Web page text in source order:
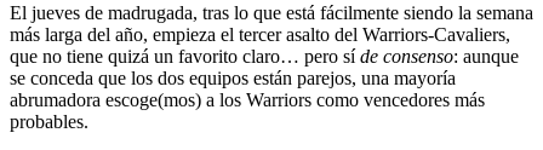
El jueves de madrugada, tras lo que está fácilmente siendo la semana
más larga del año, empieza el tercer asalto del Warriors-Cavaliers,
que no tiene quizá un favorito claro… pero síde consenso: aunque
se conceda que los dos equipos están parejos, una mayoría
abrumadora escoge(mos) a los Warriors como vencedores más
probables.